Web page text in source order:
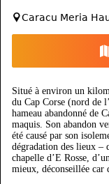
Caracu Meria
Situé à environ un
du Cap Corse (nord de
hameau abandonné de
maquis. Son abandon
été causé par son
dégradation des lieux –
chapelle d’E Rosse,
mieux, déconseillée car